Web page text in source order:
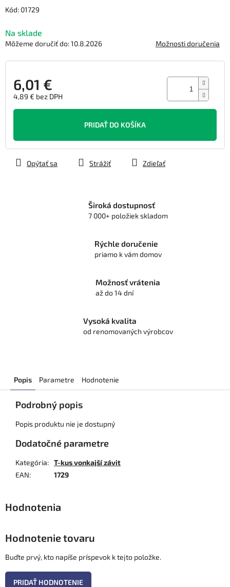
Kód: 01729
Na sklade
Môžeme doručiť do:10.8.2026 Možnosti doručenia
6,01 €
4,89 € bez DPH
Jednotková
PRIDAŤ DO KOŠÍKA
Opýtať sa Strážiť Zdieľať
0,0
5
hviezdičiek.
Široká dostupnosť
7 000+ položiek skladom
Rýchle doručenie
priamo k vám domov
Možnosť vrátenia
až do 14 dní
Vysoká kvalita
od renomovaných výrobcov
Popis Parametre Hodnotenie
Podrobný popis
Popis produktu nie je dostupný
Dodatočné parametre
Kategória: T-kus vonkajší závit
EAN: 1729
Hodnotenie tovaru
Buďte prvý, kto napíše príspevok k tejto položke.
PRIDAŤ HODNOTENIE